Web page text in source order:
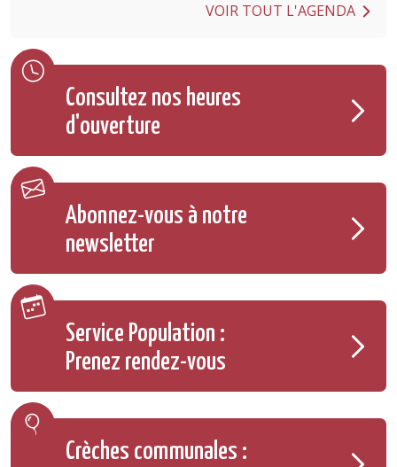
VOIR TOUT L'AGENDA
Consultez nos heures
d'ouverture
Abonnez-vous à notre
newsletter
Service Population :
Prenez rendez-vous
Crèches communales :